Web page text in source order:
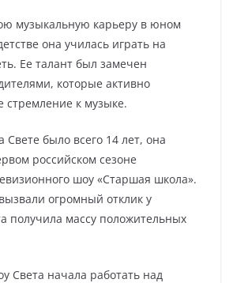
музыкальную карьеру в юном
она училась играть на
Ее талант был замечен
которые активно
стремление к музыке.
Свете было всего 14 лет, она
российском сезоне
шоу «Старшая школа».
огромный отклик у
получила массу положительных
Света начала работать над